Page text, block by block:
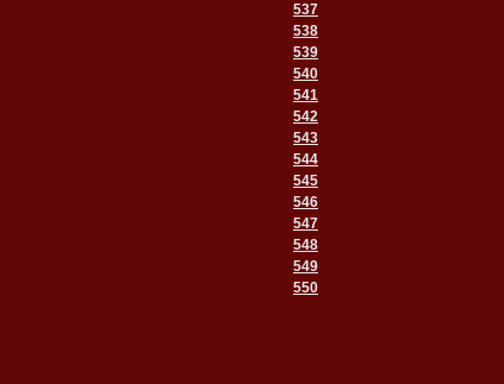
537
538
539
540
541
542
543
544
545
546
547
548
549
550